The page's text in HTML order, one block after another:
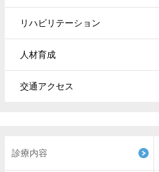
リハビリテーション
人材育成
交通アクセス
診療内容